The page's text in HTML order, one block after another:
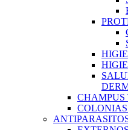
CHAMPUS
COLONIAS